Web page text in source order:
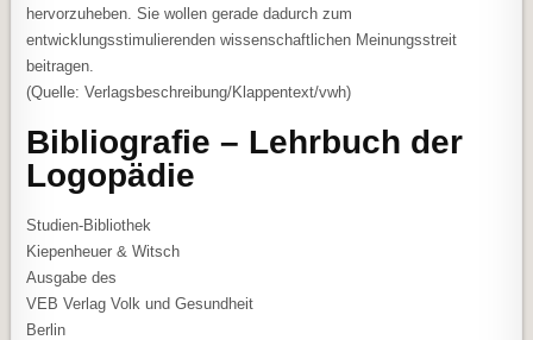
hervorzuheben. Sie wollen gerade dadurch zum
entwicklungsstimulierenden wissenschaftlichen Meinungsstreit
beitragen.
(Quelle: Verlagsbeschreibung/Klappentext/vwh)
Bibliografie – Lehrbuch der
Logopädie
Studien-Bibliothek
Kiepenheuer & Witsch
Ausgabe des
VEB Verlag Volk und Gesundheit
Berlin